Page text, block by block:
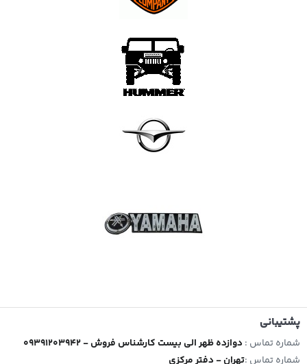
پشتیبانی
شماره تماس : 09391203942 - دوازده ظهر الی بیست کارشناس فروش
شماره تماس :تهران - دفتر مرکزی